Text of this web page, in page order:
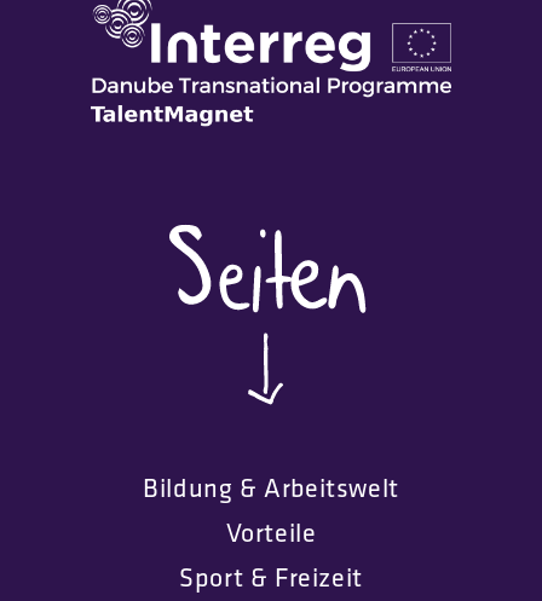
Bildung & Arbeitswelt
Vorteile
Sport & Freizeit